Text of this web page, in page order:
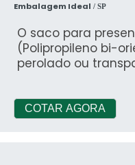
Embalagem Ideal / SP
O saco para
(Polipropileno bi-
perolado ou
COTAR AGORA